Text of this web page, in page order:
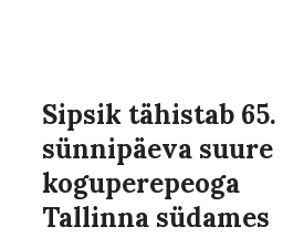
Sipsik tähistab 65.
sünnipäeva suure
koguperepeoga
Tallinna südames